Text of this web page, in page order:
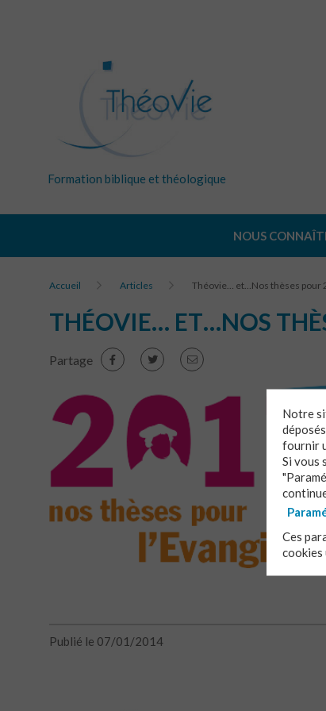
Formation biblique et théologique
NOUS
Accueil Articles Théovie… et…Nos thèses pour
THÉOVIE… ET…NOS
Partage
Publié le 07/01/2014
Notre
fournir
Si vous
Ces
cookies